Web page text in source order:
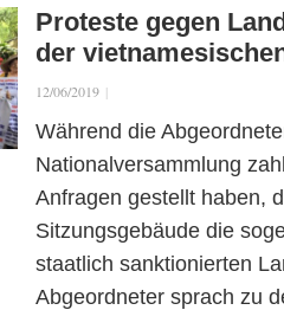
Proteste gegen
der
12/06/2019 |
Während die
Nationalversammlung
Anfragen gestellt haben,
Sitzungsgebäude die
staatlich sanktionierten
Abgeordneter sprach zu